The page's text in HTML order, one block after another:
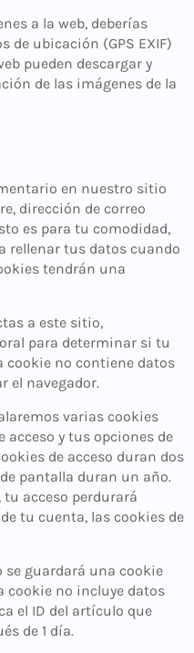
a la web, deberías
de ubicación (GPS EXIF)
pueden descargar y
de las imágenes de la
en nuestro sitio
dirección de correo
es para tu comodidad,
rellenar tus datos cuando
tendrán una
a este sitio,
para determinar si tu
cookie no contiene datos
el navegador.
varias cookies
y tus opciones de
de acceso duran dos
pantalla duran un año.
tu acceso perdurará
tu cuenta, las cookies de
guardará una cookie
cookie no incluye datos
el ID del artículo que
de 1 día.